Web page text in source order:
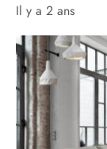
il y a 2 ans